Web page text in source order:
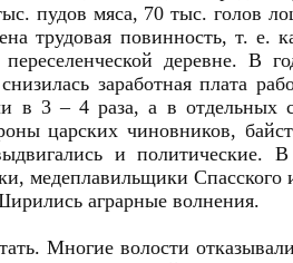
пудов мяса, 70 тыс. голов
трудовая повинность, т. е.
деревне. В
заработная плата
в 3 – 4 раза, а в отдельных
царских чиновников,
и политические.
медеплавильщики Спасского
аграрные волнения.
Многие волости